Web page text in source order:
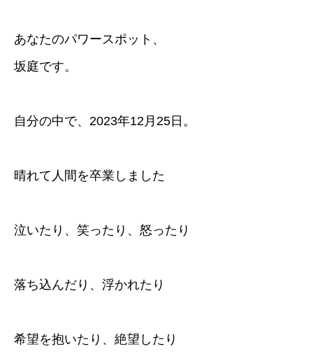
あなたのパワースポット、
坂庭です。
自分の中で、2023年12月25日。
晴れて人間を卒業しました
泣いたり、笑ったり、怒ったり
落ち込んだり、浮かれたり
希望を抱いたり、絶望したり